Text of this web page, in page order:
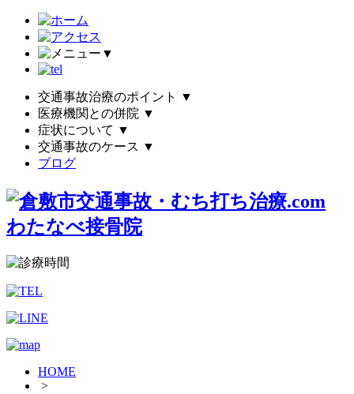
▼
交通事故治療のポイント
▼
医療機関との併院 ▼
症状について ▼
交通事故のケース ▼
ブログ
HOME
>